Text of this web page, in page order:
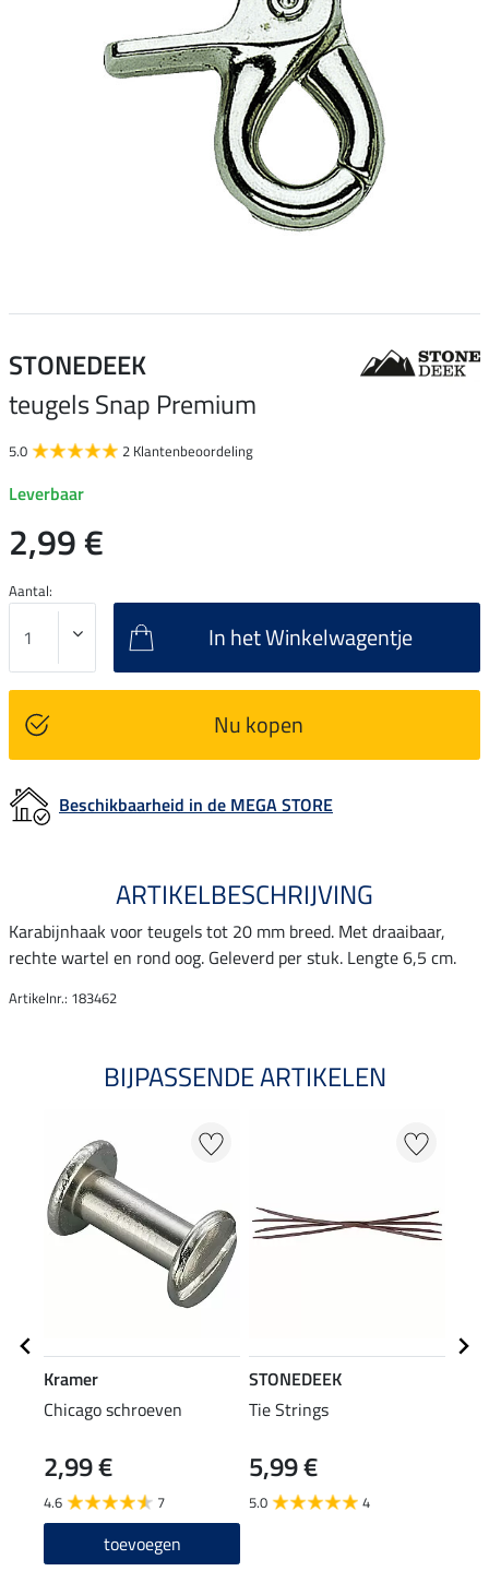
STONEDEEK
teugels Snap Premium
5.0 2 Klantenbeoordeling
Leverbaar
2,99 €
Aantal:
In het Winkelwagentje
Nu kopen
Beschikbaarheid in de MEGA STORE
ARTIKELBESCHRIJVING
Karabijnhaak voor teugels tot 20 mm breed. Met draaibaar,
rechte wartel en rond oog. Geleverd per stuk. Lengte 6,5 cm.
Artikelnr.: 183462
BIJPASSENDE ARTIKELEN
Kramer
Chicago schroeven
2,99 €
4.6 7
toevoegen
STONEDEEK
Tie Strings
5,99 €
5.0 4